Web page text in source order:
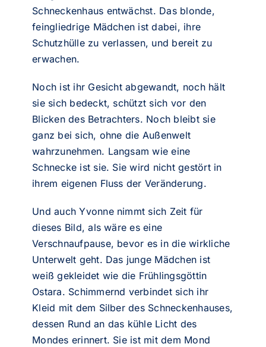
Schneckenhaus entwächst. Das blonde,
feingliedrige Mädchen ist dabei, ihre
Schutzhülle zu verlassen, und bereit zu
erwachen.
Noch ist ihr Gesicht abgewandt, noch hält
sie sich bedeckt, schützt sich vor den
Blicken des Betrachters. Noch bleibt sie
ganz bei sich, ohne die Außenwelt
wahrzunehmen. Langsam wie eine
Schnecke ist sie. Sie wird nicht gestört in
ihrem eigenen Fluss der Veränderung.
Und auch Yvonne nimmt sich Zeit für
dieses Bild, als wäre es eine
Verschnaufpause, bevor es in die wirkliche
Unterwelt geht. Das junge Mädchen ist
weiß gekleidet wie die Frühlingsgöttin
Ostara. Schimmernd verbindet sich ihr
Kleid mit dem Silber des Schneckenhauses,
dessen Rund an das kühle Licht des
Mondes erinnert. Sie ist mit dem Mond